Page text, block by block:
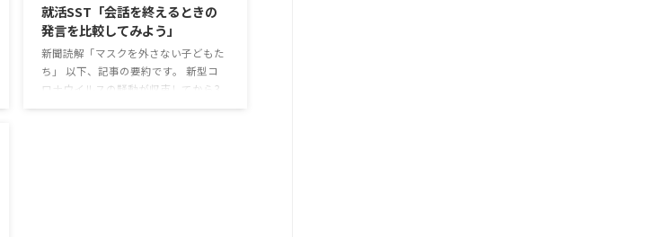
就活SST「会話を終えるときの
発言を比較してみよう」
新聞読解「マスクを外さない子どもた
ち」 以下、記事の要約です。 新型コ
ロナウイルスの騒動が収束してから3